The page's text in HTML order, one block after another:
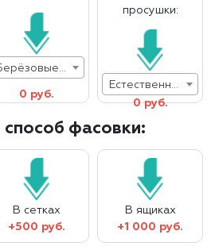
Берёзовые дрова
0 руб.
просушки:
Естественная влажность
0 руб.
фасовки:
В сетках
+500 руб.
В ящиках
+1 000 руб.